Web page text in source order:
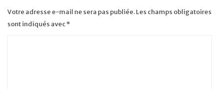
Votre adresse e-mail ne sera pas publiée.Les champs obligatoires
sont indiqués avec*